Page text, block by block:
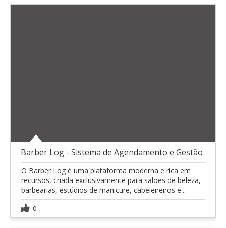
Barber Log - Sistema de Agendamento e Gestão
O Barber Log é uma plataforma moderna e rica em
recursos, criada exclusivamente para salões de beleza,
barbearias, estúdios de manicure, cabeleireiros e...
0